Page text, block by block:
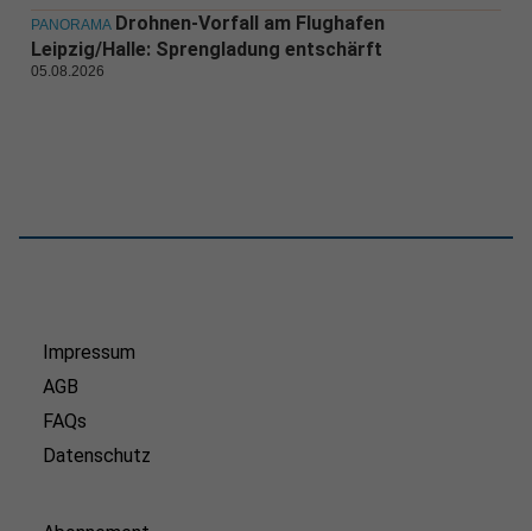
PANORAMA Drohnen-Vorfall am Flughafen
Leipzig/Halle: Sprengladung entschärft
05.08.2026
Impressum
AGB
FAQs
Datenschutz